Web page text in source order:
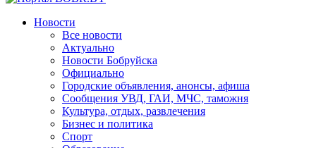
Новости
Все новости
Актуально
Новости Бобруйска
Официально
Городские объявления, анонсы, афиша
Сообщения УВД, ГАИ, МЧС, таможня
Культура, отдых, развлечения
Бизнес и политика
Спорт